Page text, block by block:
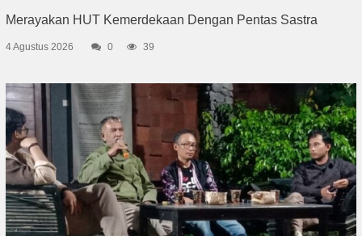
Merayakan HUT Kemerdekaan Dengan Pentas Sastra
4 Agustus 2026 0 39